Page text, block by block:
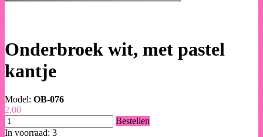
Onderbroek wit, met pastel
kantje
Model: OB-076
2,00
Bestellen
In voorraad: 3